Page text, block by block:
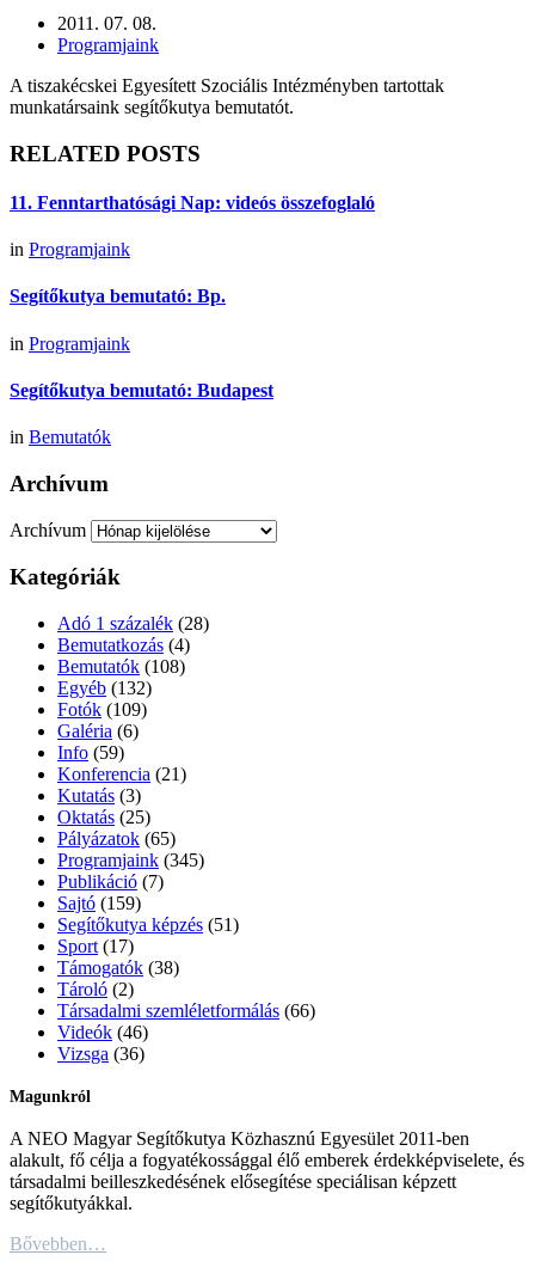
2011. 07. 08.
Programjaink
A tiszakécskei Egyesített Szociális Intézményben tartottak
munkatársaink segítőkutya bemutatót.
RELATED POSTS
11. Fenntarthatósági Nap: videós összefoglaló
in Programjaink
Segítőkutya bemutató: Bp.
in Programjaink
Segítőkutya bemutató: Budapest
in Bemutatók
Archívum
Archívum
Kategóriák
Adó 1 százalék (28)
Bemutatkozás (4)
Bemutatók (108)
Egyéb (132)
Fotók (109)
Galéria (6)
Info (59)
Konferencia (21)
Kutatás (3)
Oktatás (25)
Pályázatok (65)
Programjaink (345)
Publikáció (7)
Sajtó (159)
Segítőkutya képzés (51)
Sport (17)
Támogatók (38)
Tároló (2)
Társadalmi szemléletformálás (66)
Videók (46)
Vizsga (36)
Magunkról
A NEO Magyar Segítőkutya Közhasznú Egyesület 2011-ben
alakult, fő célja a fogyatékossággal élő emberek érdekképviselete, és
társadalmi beilleszkedésének elősegítése speciálisan képzett
segítőkutyákkal.
Bővebben…